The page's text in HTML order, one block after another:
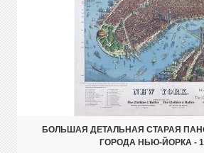
БОЛЬШАЯ ДЕТАЛЬНАЯ СТАРАЯ
ГОРОДА НЬЮ-ЙОРКА -